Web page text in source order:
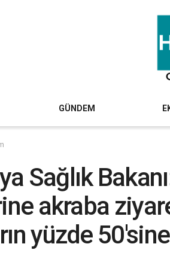
GÜNDEM
Sağlık
akraba
yüzde